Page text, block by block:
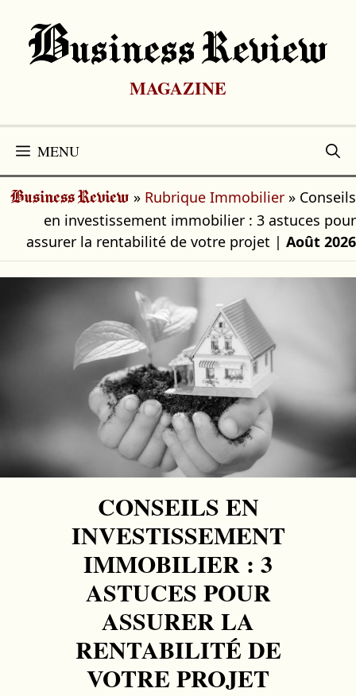
contenu
BUsiness Review
MAGAZINE
MENU
Business Review » Rubrique Immobilier » Conseils
en investissement immobilier : 3 astuces pour
assurer la rentabilité de votre projet | Août 2026
CONSEILS EN
INVESTISSEMENT
IMMOBILIER : 3
ASTUCES POUR
ASSURER LA
RENTABILITÉ DE
VOTRE PROJET